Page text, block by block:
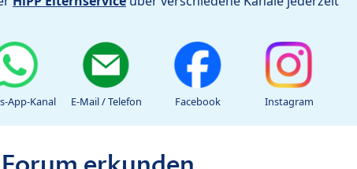
App-Kanal E-Mail / Telefon Facebook Instagram